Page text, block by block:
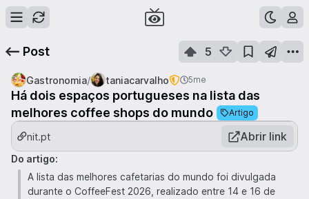
Post 5
Gastronomia/ taniacarvalho 5me
Há dois espaços portugueses na lista das
melhores coffee shops do mundo
Artigo
nit.pt Abrir link
Do artigo:
A lista das melhores cafetarias do mundo foi divulgada
durante o CoffeeFest 2026, realizado entre 14 e 16 de